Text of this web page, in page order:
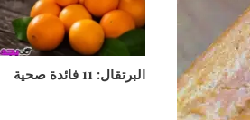
البرتقال: 11 فائدة صحية